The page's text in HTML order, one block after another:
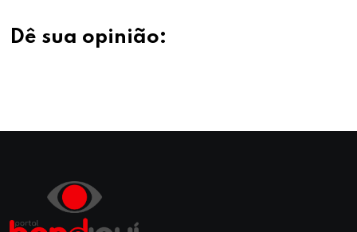
Dê sua opinião: